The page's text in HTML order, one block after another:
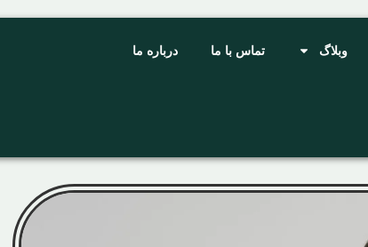
وبلاگ تماس با ما درباره ما